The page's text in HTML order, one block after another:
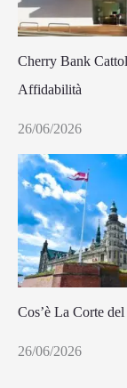
Cherry Bank
Affidabilità
26/06/2026
Cos’è La Corte
26/06/2026